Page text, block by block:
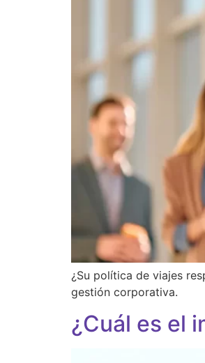
¿Su política de viajes
gestión corporativa.
¿Cuál es el